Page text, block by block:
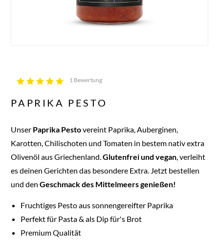
1 Bewertung
PAPRIKA PESTO
Unser Paprika Pestovereint Paprika, Auberginen,
Karotten, Chilischoten und Tomaten in bestem nativ extra
Olivenöl aus Griechenland.Glutenfrei und vegan, verleiht
es deinen Gerichten das besondere Extra. Jetzt bestellen
und denGeschmack des Mittelmeers genießen!
Fruchtiges Pesto aus sonnengereifter Paprika
Perfekt für Pasta & als Dip für's Brot
Premium Qualität